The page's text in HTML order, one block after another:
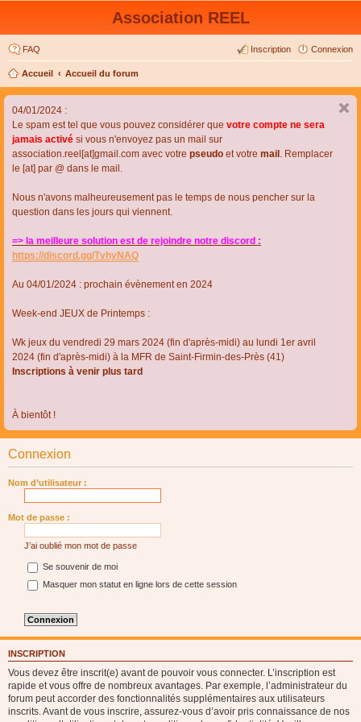
Association REEL
FAQ Connexion
Inscription
Accueil Accueil du forum
04/01/2024 :
Le spam est tel que vous pouvez considérer que votre compte ne sera
jamais activé si vous n'envoyez pas un mail sur
association.reel[at]gmail.com avec votre pseudo et votre mail . Remplacer
le [at] par @ dans le mail.
Nous n'avons malheureusement pas le temps de nous pencher sur la
question dans les jours qui viennent.
=> la meilleure solution est de rejoindre notre discord :
https://discord.gg/TvhyNAQ
Au 04/01/2024 : prochain évènement en 2024
Week-end JEUX de Printemps :
Wk jeux du vendredi 29 mars 2024 (fin d'après-midi) au lundi 1er avril
2024 (fin d'après-midi) à la MFR de Saint-Firmin-des-Près (41)
Inscriptions à venir plus tard
À bientôt !
Connexion
Nom d’utilisateur :
Mot de passe :
J’ai oublié mon mot de passe
Se souvenir de moi
Masquer mon statut en ligne lors de cette session
INSCRIPTION
Vous devez être inscrit(e) avant de pouvoir vous connecter. L’inscription est
rapide et vous offre de nombreux avantages. Par exemple, l’administrateur du
forum peut accorder des fonctionnalités supplémentaires aux utilisateurs
inscrits. Avant de vous inscrire, assurez-vous d’avoir pris connaissance de nos